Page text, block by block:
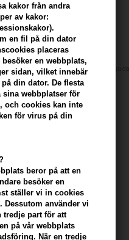
kakor från andra
av kakor:
en fil på din dator
placeras
en webbplats,
sidan, vilket innebär
din dator. De flesta
sina webbplatser för
och cookies kan inte
för virus på din
beror på att en
besöker en
ställer vi in ​​cookies
Dessutom använder vi
tredje part för att
på vår webbplats
När en tredje
pris: 311,00 233,00
av denna artikel -
FÅ FRI FRAKT